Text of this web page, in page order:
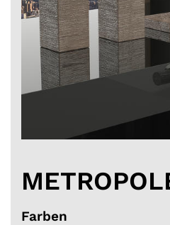
Farben